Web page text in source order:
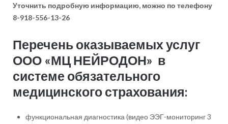
Уточнить подробную информацию, можно по телефону
8-918-556-13-26
Перечень оказываемых услуг
ООО «МЦ НЕЙРОДОН» в
системе обязательного
медицинского страхования:
функциональная диагностика (видео ЭЭГ-мониторинг 3